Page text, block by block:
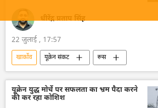
धीरेंद्र प्रताप सिंह
22 जुलाई , 17:57
खार्कोव यूक्रेन संकट
रूस
रूस का विकास
मास्को
यूक्रेन सशस्त्र बल
यूक्रेन
यूक्रेन की सुरक्षा सेवा (SBU)
यूक्रेन का जवाबी हमला
यूक्रेन युद्ध मोर्चे पर सफलता का भ्रम पैदा करने
की कर रहा कोशिश